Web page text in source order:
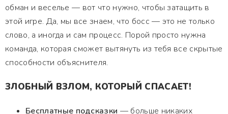
обман и веселье — вот что нужно, чтобы затащить в
этой игре. Да, мы все знаем, что босс — это не только
слово, а иногда и сам процесс. Порой просто нужна
команда, которая сможет вытянуть из тебя все скрытые
способности объяснителя.
ЗЛОБНЫЙ ВЗЛОМ, КОТОРЫЙ СПАСАЕТ!
Бесплатные подсказки — больше никаких